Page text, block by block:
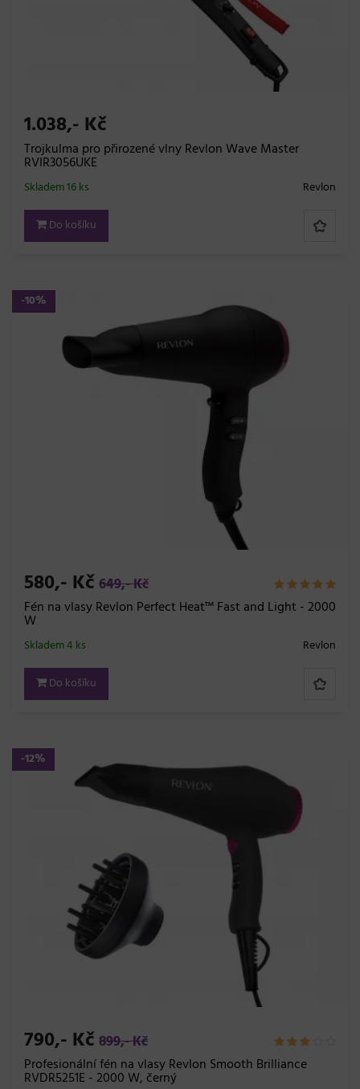
1.038,- Kč
Trojkulma pro přirozené vlny Revlon Wave Master
RVIR3056UKE
Revlon
Skladem 16 ks
Do košíku
-10%
580,- Kč 649,- Kč
Fén na vlasy Revlon Perfect Heat™ Fast and Light - 2000
W
Revlon
Skladem 4 ks
Do košíku
-12%
790,- Kč 899,- Kč
Profesionální fén na vlasy Revlon Smooth Brilliance
RVDR5251E - 2000 W, černý